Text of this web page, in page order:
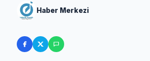
Haber Merkezi